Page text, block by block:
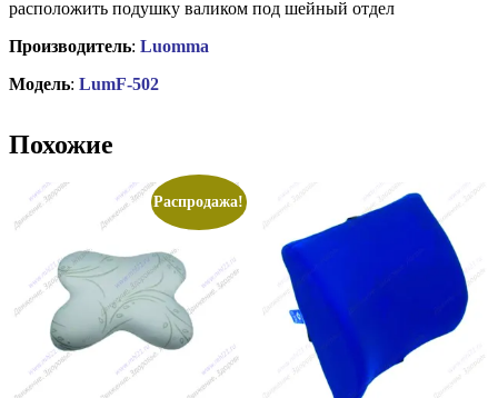
расположить подушку валиком под шейный отдел
Производитель: Luomma
Модель: LumF-502
Похожие
Распродажа!